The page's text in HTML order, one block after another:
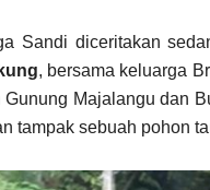
Sandi diceritakan
, bersama keluarga
Majalangu dan
tampak sebuah pohon